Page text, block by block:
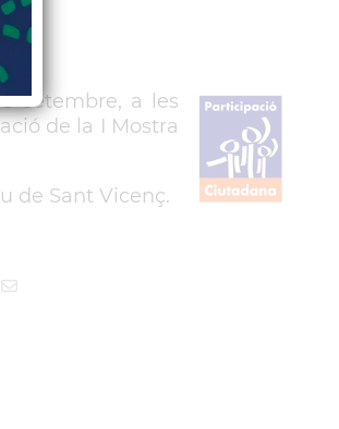
setembre, a les
de la I Mostra
de Sant Vicenç.